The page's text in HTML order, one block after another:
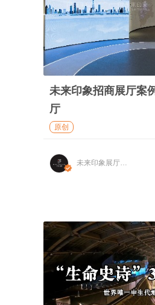
未来印象招商展厅案
厅
原创
未来印象展厅设计